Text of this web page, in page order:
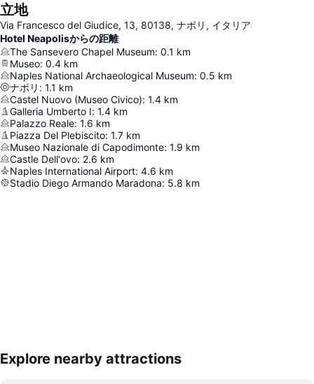
立地
Via Francesco del Giudice, 13, 80138, ナポリ, イタリア
Hotel Neapolisからの距離
The Sansevero Chapel Museum: 0.1 km
Museo: 0.4 km
Naples National Archaeological Museum: 0.5 km
ナポリ : 1.1 km
Castel Nuovo (Museo Civico): 1.4 km
Galleria Umberto I: 1.4 km
Palazzo Reale: 1.6 km
Piazza Del Plebiscito: 1.7 km
Museo Nazionale di Capodimonte: 1.9 km
Castle Dell'ovo: 2.6 km
Naples International Airport: 4.6 km
Stadio Diego Armando Maradona: 5.8 km
地図を拡大
Explore nearby attractions